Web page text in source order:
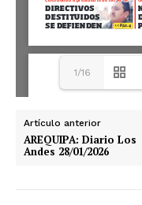
1/16
Artículo anterior
AREQUIPA: Diario Los
Andes 28/01/2026